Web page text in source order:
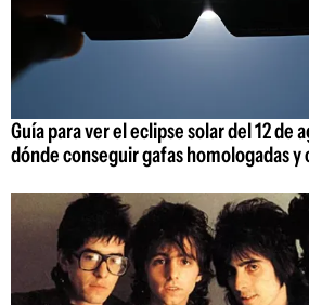
Guía para ver el eclipse solar del 12 de
dónde conseguir gafas homologadas y